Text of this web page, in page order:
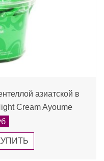
азиатской в
Cream Ayoume